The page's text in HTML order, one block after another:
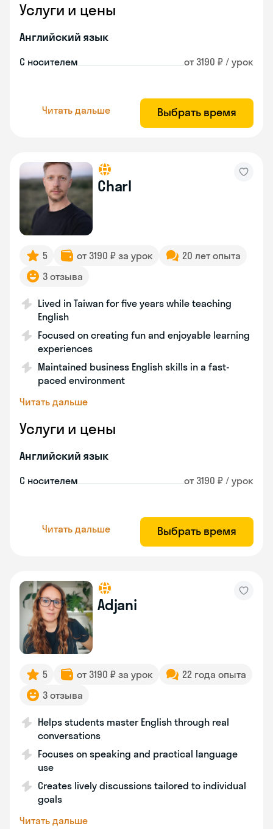
Услуги и цены
Английский язык
С носителем от 3190 ₽ / урок
Читать дальше Выбрать время
Charl
5 от 3190 ₽ за урок
20 лет опыта
3 отзыва
Lived in Taiwan for five years while teaching
English
Focused on creating fun and enjoyable learning
experiences
Maintained business English skills in a fast-
paced environment
Читать дальше
Услуги и цены
Английский язык
С носителем от 3190 ₽ / урок
Читать дальше Выбрать время
Adjani
5 от 3190 ₽ за урок
22 года опыта
3 отзыва
Helps students master English through real
conversations
Focuses on speaking and practical language
use
Creates lively discussions tailored to individual
goals
Читать дальше